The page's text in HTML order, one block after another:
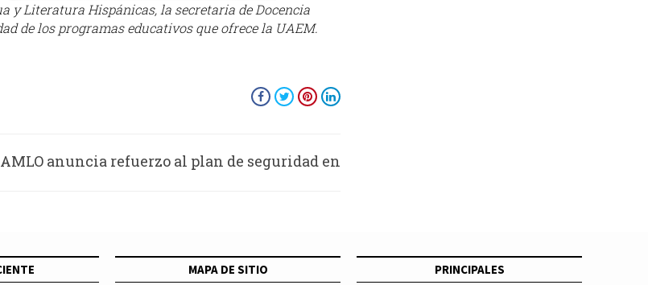
y Literatura Hispánicas, la secretaria de Docencia
de los programas educativos que ofrece la UAEM.
AMLO anuncia refuerzo al plan de seguridad en
MAPA DE SITIO PRINCIPALES